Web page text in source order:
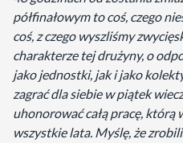
półfinałowym to coś, czego
coś, z czego wyszliśmy
charakterze tej drużyny, o
jako jednostki, jak i jako
zagrać dla siebie w piątek
uhonorować całą pracę, którą
wszystkie lata. Myślę, że